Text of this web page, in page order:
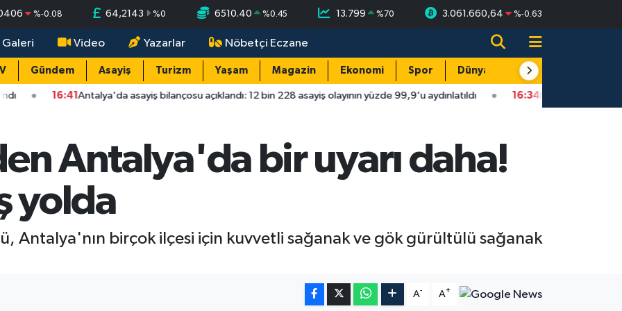
%-0.08 64,2143 %0 6510.40 %0.45 13.799 %70 3.061.660,64 %-0.63
Galeri Video Yazarlar Nöbetçi Eczane
Gündem Asayiş Turizm Yaşam Magazin Ekonomi Spor Dünya Resmi Reklamlar
Antalya'da asayiş bilançosu açıklandı: 12 bin 228 asayiş olayının yüzde 99,9'u aydınlatıldı 16:34 Isparta'da faytonu sollayan
Antalya'da bir uyarı daha!
yolda
Antalya'nın birçok ilçesi için kuvvetli sağanak ve gök gürültülü sağanak
A- A+